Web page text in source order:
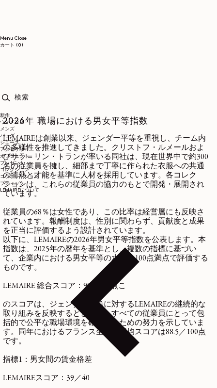
Menu Close
カート (0)
新作
ウィメンズ
メンズ
バッグ
シューズ
アクセサリー
オブジェクト
プレゼント
コレクション
コラボレーション
ブティック
LEMAIREについて
2026年 職場における男女平等指数
LEMAIREは創業以来、ジェンダー平等を重視し、チーム内
の多様性を推進してきました。クリストフ・ルメールおよ
びサラ＝リン・トランが率いる同社は、現在世界中で約300
名の従業員を擁し、細部まで丁寧に作られた衣服への共通
の情熱と才能を基準に人材を採用しています。各コレク
ションは、これらの従業員の協力のもとで開発・展開され
ています。
従業員の68％は女性であり、この比率は経営層にも反映さ
れています。報酬制度は、性別に関わらず、貢献度と成果
を正当に評価するよう設計されています。
以下に、LEMAIREの2026年男女平等指数を公表します。本
指数は、2025年の暦年を基準とし、複数の指標に基づい
て、企業内における男女平等の水準を100点満点で評価する
ものです。
LEMAIRE 総合スコア：99／100点こ
のスコアは、ジェンダー平等に対するLEMAIREの継続的な
取り組みを反映するとともに、すべての従業員にとって包
括的で公平な職場環境を確保するための努力を示していま
す。同年におけるフランス全体の平均スコアは88.5／100点
です。
指標1：男女間の賃金格差
LEMAIREスコア：39／40